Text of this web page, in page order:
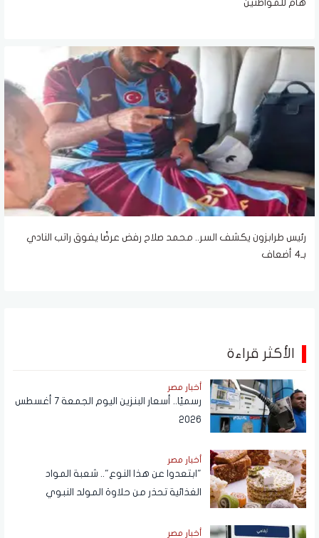
هام للمواطنين
رئيس طرابزون يكشف السر.. محمد صلاح رفض عرضًا يفوق راتب النادي
بـ4 أضعاف
الأكثر قراءة
أخبار مصر
رسميًا.. أسعار البنزين اليوم الجمعة 7 أغسطس
2026
أخبار مصر
"ابتعدوا عن هذا النوع".. شعبة المواد
الغذائية تحذر من حلاوة المولد النبوي
أخبار مصر